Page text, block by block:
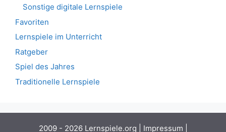
Sonstige digitale Lernspiele
Favoriten
Lernspiele im Unterricht
Ratgeber
Spiel des Jahres
Traditionelle Lernspiele
2009 - 2026 Lernspiele.org | Impressum